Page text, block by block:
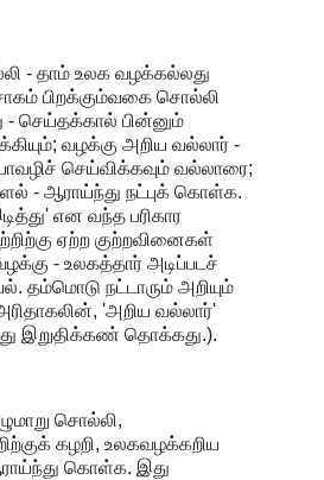
- தாம் உலக வழக்கல்லது
பிறக்கும்வகை சொல்லி
- செய்தக்கால் பின்னும்
வழக்கு அறிய வல்லார் -
செய்விக்கவும் வல்லாரை;
- ஆராய்ந்து நட்புக் கொள்க.
என வந்த பரிகார
ஏற்ற குற்றவினைகள்
- உலகத்தார் அடிப்படச்
தம்மொடு நட்டாரும் அறியும்
'அறிய வல்லார்'
இறுதிக்கண் தொக்கது.).
சொல்லி,
கழறி, உலகவழக்கறிய
கொள்க. இது